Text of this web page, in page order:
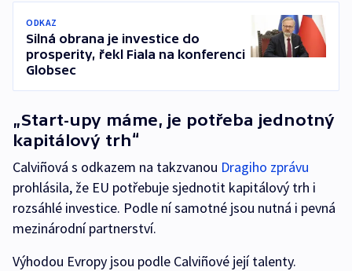
ODKAZ
Silná obrana je investice do
prosperity, řekl Fiala na konferenci
Globsec
„Start-upy máme, je potřeba jednotný
kapitálový trh“
Calviñová s odkazem na takzvanou Dragiho zprávu
prohlásila, že EU potřebuje sjednotit kapitálový trh i
rozsáhlé investice. Podle ní samotné jsou nutná i pevná
mezinárodní partnerství.
Výhodou Evropy jsou podle Calviñové její talenty.